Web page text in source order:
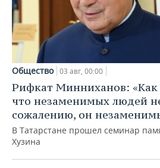
Общество 03 авг, 00:00
Рифкат Минниханов: «Как
что незаменимых людей
сожалению, он
В Татарстане прошел семинар
Хузина